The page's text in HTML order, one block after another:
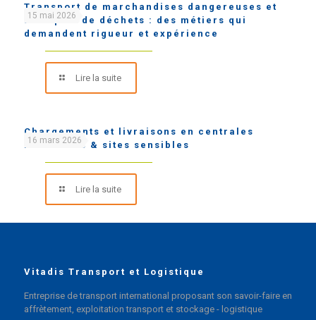
15 mai 2026
Transport de marchandises dangereuses et
transport de déchets : des métiers qui
demandent rigueur et expérience
Lire la suite
16 mars 2026
Chargements et livraisons en centrales
nucléaires & sites sensibles
Lire la suite
Vitadis Transport et Logistique
Entreprise de transport international proposant son savoir-faire en
affrètement, exploitation transport et stockage - logistique